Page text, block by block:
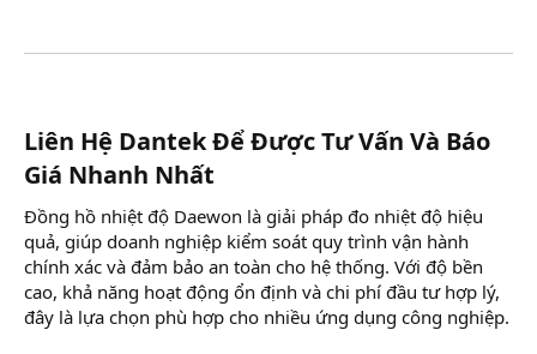
Liên Hệ Dantek Để Được Tư Vấn Và Báo
Giá Nhanh Nhất​
Đồng hồ nhiệt độ Daewon là giải pháp đo nhiệt độ hiệu
quả, giúp doanh nghiệp kiểm soát quy trình vận hành
chính xác và đảm bảo an toàn cho hệ thống. Với độ bền
cao, khả năng hoạt động ổn định và chi phí đầu tư hợp lý,
đây là lựa chọn phù hợp cho nhiều ứng dụng công nghiệp.